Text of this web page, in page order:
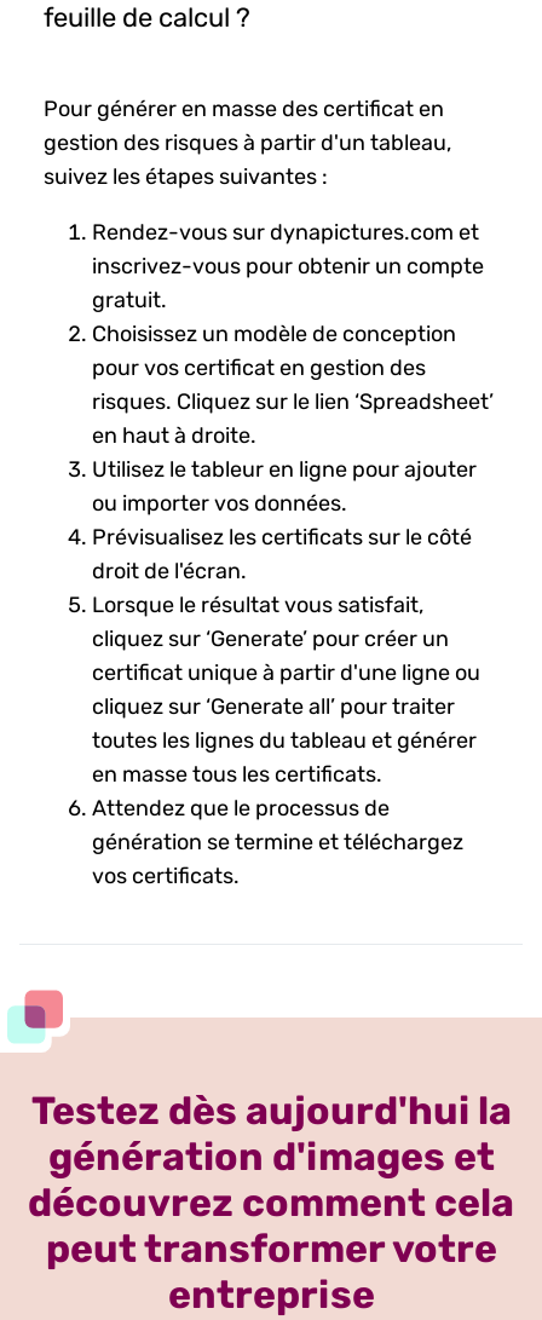
feuille de calcul ?
Pour générer en masse des certificat en
gestion des risques à partir d'un tableau,
suivez les étapes suivantes :
Rendez-vous sur dynapictures.com et
inscrivez-vous pour obtenir un compte
gratuit.
Choisissez un modèle de conception
pour vos certificat en gestion des
risques. Cliquez sur le lien ‘Spreadsheet’
en haut à droite.
Utilisez le tableur en ligne pour ajouter
ou importer vos données.
Prévisualisez les certificats sur le côté
droit de l'écran.
Lorsque le résultat vous satisfait,
cliquez sur ‘Generate’ pour créer un
certificat unique à partir d'une ligne ou
cliquez sur ‘Generate all’ pour traiter
toutes les lignes du tableau et générer
en masse tous les certificats.
Attendez que le processus de
génération se termine et téléchargez
vos certificats.
Testez dès aujourd'hui la
génération d'images et
découvrez comment cela
peut transformer votre
entreprise